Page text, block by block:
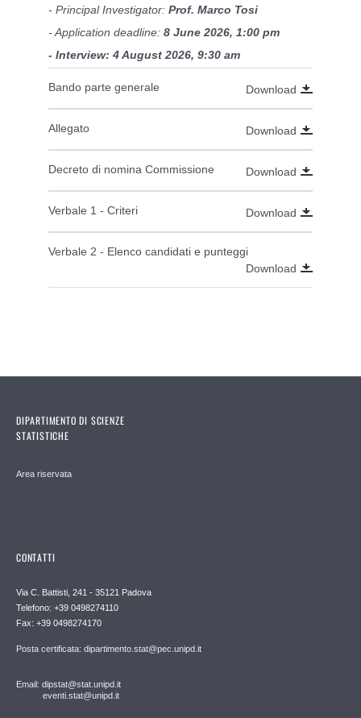
- Principal Investigator: Prof. Marco Tosi
- Application deadline: 8 June 2026, 1:00 pm
- Interview: 4 August 2026, 9:30 am
Bando parte generale Download
Allegato Download
Decreto di nomina Commissione Download
Verbale 1 - Criteri Download
Verbale 2 - Elenco candidati e punteggi
Download
DIPARTIMENTO DI SCIENZE
STATISTICHE
Area riservata
CONTATTI
Via C. Battisti, 241 - 35121 Padova
Telefono: +39 0498274110
Fax: +39 0498274170
Posta certificata: dipartimento.stat@pec.unipd.it
Email: dipstat@stat.unipd.it
eventi.stat@unipd.it